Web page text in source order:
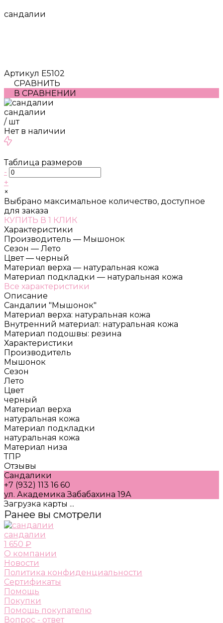
сандалии
Артикул E5102
СРАВНИТЬ
В СРАВНЕНИИ
сандалии
/ шт
Нет в наличии
Таблица размеров
-
+
×
Выбрано максимальное количество, доступное
для заказа
КУПИТЬ В 1 КЛИК
Характеристики
Производитель — Мышонок
Сезон — Лето
Цвет — черный
Материал верха — натуральная кожа
Материал подкладки — натуральная кожа
Все характеристики
Описание
Сандалии "Мышонок"
Материал верха: натуральная кожа
Внутренний материал: натуральная кожа
Материал подошвы: резина
Характеристики
Производитель
Мышонок
Сезон
Лето
Цвет
черный
Материал верха
натуральная кожа
Материал подкладки
натуральная кожа
Материал низа
ТПР
Отзывы
Сандалики
+7 (932) 113 16 60
ул. Академика Забабахина 19А
Загрузка карты ...
Ранее вы смотрели
сандалии
1 650 ₽
О компании
Новости
Политика конфиденциальности
Сертификаты
Помощь
Покупки
Помощь покупателю
Вопрос - ответ